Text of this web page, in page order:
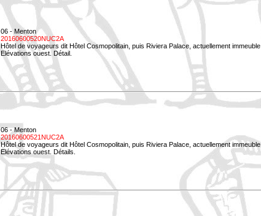
06 - Menton
20160600520NUC2A
Hôtel de voyageurs dit Hôtel Cosmopolitain, puis Riviera Palace, actuellement immeuble
Elévations ouest. Détail.
06 - Menton
20160600521NUC2A
Hôtel de voyageurs dit Hôtel Cosmopolitain, puis Riviera Palace, actuellement immeuble
Elévations ouest. Détails.